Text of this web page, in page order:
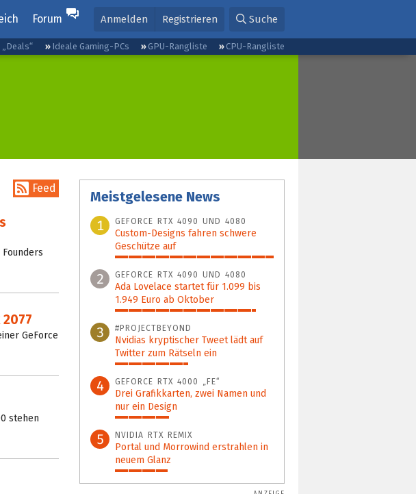
Forum Anmelden Registrieren Suche
Ideale Gaming-PCs GPU-Rangliste CPU-Rangliste
Feed
GeForce
stehen
Meistgelesene News
1
GEFORCE RTX 4090 UND 4080
Custom-Designs fahren schwere
Geschütze auf
100%
2 GEFORCE RTX 4090 UND 4080
Ada Lovelace startet für 1.099 bis
1.949 Euro ab Oktober
89%
3 #PROJECTBEYOND
Nvidias kryptischer Tweet lädt auf
Twitter zum Rätseln ein
46%
4 GEFORCE RTX 4000 „FE“
Drei Grafikkarten, zwei Namen und
nur ein Design
34%
5 NVIDIA RTX REMIX
Portal und Morrowind erstrahlen in
neuem Glanz
33%